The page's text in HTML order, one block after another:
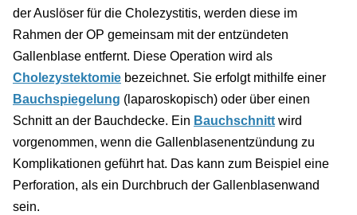
der Auslöser für die Cholezystitis, werden diese im
Rahmen der OP gemeinsam mit der entzündeten
Gallenblase entfernt. Diese Operation wird als
Cholezystektomie bezeichnet. Sie erfolgt mithilfe einer
Bauchspiegelung (laparoskopisch) oder über einen
Schnitt an der Bauchdecke. Ein Bauchschnitt wird
vorgenommen, wenn die Gallenblasenentzündung zu
Komplikationen geführt hat. Das kann zum Beispiel eine
Perforation, als ein Durchbruch der Gallenblasenwand
sein.